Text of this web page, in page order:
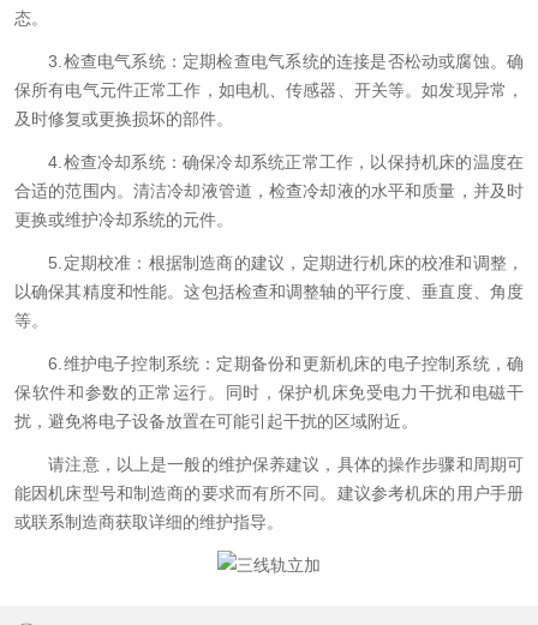
态。
3.检查电气系统：定期检查电气系统的连接是否松动或腐蚀。确
保所有电气元件正常工作，如电机、传感器、开关等。如发现异常，
及时修复或更换损坏的部件。
4.检查冷却系统：确保冷却系统正常工作，以保持机床的温度在
合适的范围内。清洁冷却液管道，检查冷却液的水平和质量，并及时
更换或维护冷却系统的元件。
5.定期校准：根据制造商的建议，定期进行机床的校准和调整，
以确保其精度和性能。这包括检查和调整轴的平行度、垂直度、角度
等。
6.维护电子控制系统：定期备份和更新机床的电子控制系统，确
保软件和参数的正常运行。同时，保护机床免受电力干扰和电磁干
扰，避免将电子设备放置在可能引起干扰的区域附近。
请注意，以上是一般的维护保养建议，具体的操作步骤和周期可
能因机床型号和制造商的要求而有所不同。建议参考机床的用户手册
或联系制造商获取详细的维护指导。